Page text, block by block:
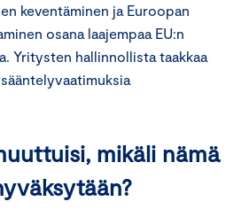
keventäminen ja Euroopan
osana laajempaa EU:n
Yritysten hallinnollista taakkaa
mikäli nämä